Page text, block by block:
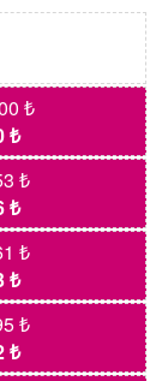
₺
₺
₺
₺
₺
₺
₺
₺